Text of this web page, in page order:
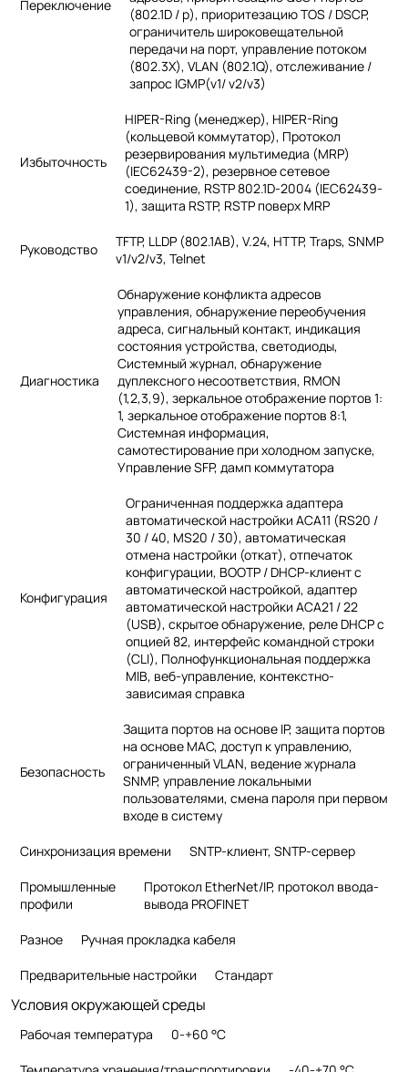
Переключение
(802.1D / p), приоритезацию TOS / DSCP,
ограничитель широковещательной
передачи на порт, управление потоком
(802.3X), VLAN (802.1Q), отслеживание /
запрос IGMP(v1/ v2/v3)
Избыточность
HIPER-Ring (менеджер), HIPER-Ring
(кольцевой коммутатор), Протокол
резервирования мультимедиа (MRP)
(IEC62439-2), резервное сетевое
соединение, RSTP 802.1D-2004 (IEC62439-
1), защита RSTP, RSTP поверх MRP
Руководство
TFTP, LLDP (802.1AB), V.24, HTTP, Traps, SNMP
v1/v2/v3, Telnet
Диагностика
Обнаружение конфликта адресов
управления, обнаружение переобучения
адреса, сигнальный контакт, индикация
состояния устройства, светодиоды,
Системный журнал, обнаружение
дуплексного несоответствия, RMON
(1,2,3,9), зеркальное отображение портов 1:
1, зеркальное отображение портов 8:1,
Системная информация,
самотестирование при холодном запуске,
Управление SFP, дамп коммутатора
Конфигурация
Ограниченная поддержка адаптера
автоматической настройки ACA11 (RS20 /
30 / 40, MS20 / 30), автоматическая
отмена настройки (откат), отпечаток
конфигурации, BOOTP / DHCP-клиент с
автоматической настройкой, адаптер
автоматической настройки ACA21 / 22
(USB), скрытое обнаружение, реле DHCP с
опцией 82, интерфейс командной строки
(CLI), Полнофункциональная поддержка
MIB, веб-управление, контекстно-
зависимая справка
Безопасность
Защита портов на основе IP, защита портов
на основе MAC, доступ к управлению,
ограниченный VLAN, ведение журнала
SNMP, управление локальными
пользователями, смена пароля при первом
входе в систему
Синхронизация времени SNTP-клиент, SNTP-сервер
Промышленные
профили
Протокол EtherNet/IP, протокол ввода-
вывода PROFINET
Разное Ручная прокладка кабеля
Предварительные настройки Стандарт
Условия окружающей среды
Рабочая температура 0-+60 °C